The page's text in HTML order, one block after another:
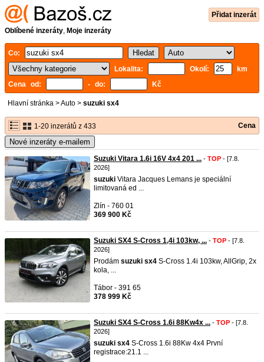
Přidat inzerát
Oblíbené inzeráty, Moje inzeráty
Co:
Lokalita:
Okolí:
km
Cena od:
- do: Kč
Hlavní stránka >Auto > suzuki sx4
1-20 inzerátů z 433 Cena
Nové inzeráty e-mailem
Suzuki Vitara 1.6i 16V 4x4 201 ... - TOP - [7.8.
2026]
suzuki Vitara Jacques Lemans je speciální
limitovaná ed ...
Zlín - 760 01
369 900 Kč
Suzuki SX4 S-Cross 1,4i 103kw, ... - TOP - [7.8.
2026]
Prodám suzuki sx4 S-Cross 1.4i 103kw, AllGrip, 2x
kola, ...
Tábor - 391 65
378 999 Kč
Suzuki SX4 S-Cross 1.6i 88Kw4x ... - TOP - [7.8.
2026]
suzuki sx4 S-Cross 1.6i 88Kw 4x4 První
registrace:21.1 ...